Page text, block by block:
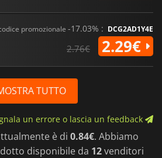
promozionale -17.03% : DCG2AD1Y4E
2.76€ 2.29€
TUTTO
un errore o lascia un feedback
è di 0.84€. Abbiamo
disponibile da 12venditori